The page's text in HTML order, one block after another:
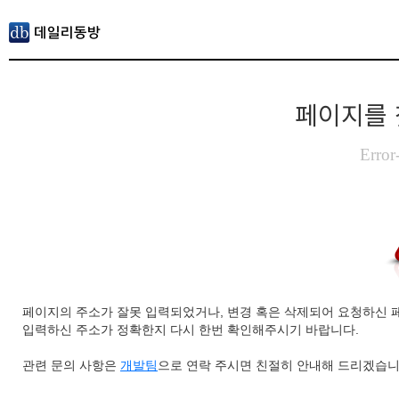
페이지를
페이지의 주소가 잘못 입력되었거나, 변경 혹은 삭제되어 요청하신
입력하신 주소가 정확한지 다시 한번 확인해주시기 바랍니다.
관련 문의 사항은 개발팀 으로 연락 주시면 친절히 안내해 드리겠습